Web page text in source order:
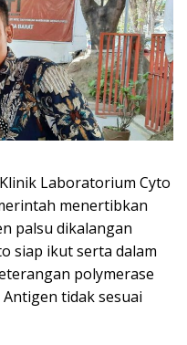
Laboratorium Cyto
menertibkan
palsu dikalangan
siap ikut serta dalam
polymerase
Antigen tidak sesuai